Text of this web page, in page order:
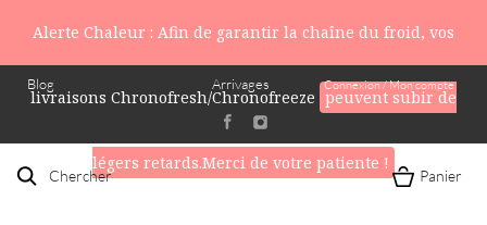
Alerte Chaleur : Afin de garantir la chaîne du froid, vos
livraisons Chronofresh/Chronofreeze peuvent subir de
légers retards.Merci de votre patiente !
Blog Connexion / Mon compte
Arrivages
Chercher Panier